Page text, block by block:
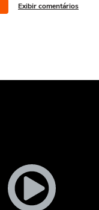
Exibir comentários